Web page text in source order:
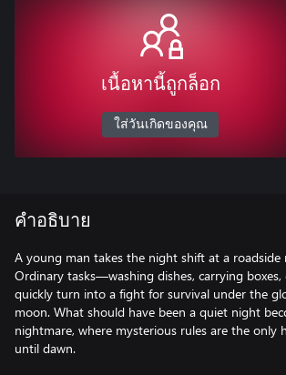
เนื้อหานี้ถูกล็อก
ใส่วันเกิดของคุณ
คำอธิบาย
A young man takes the night shift at a roadside
Ordinary tasks—washing dishes, carrying
quickly turn into a fight for survival under the
moon. What should have been a quiet night
nightmare, where mysterious rules are the only
until dawn.